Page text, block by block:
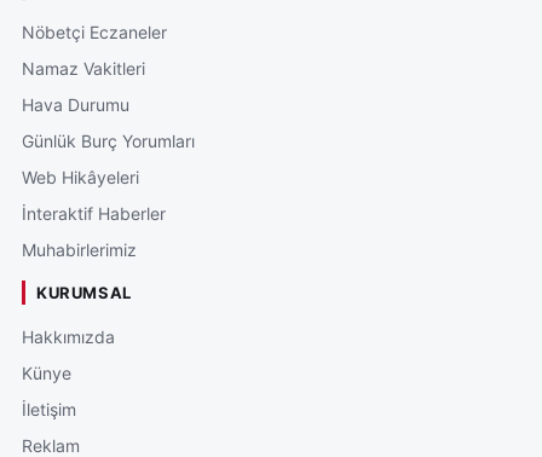
Nöbetçi Eczaneler
Namaz Vakitleri
Hava Durumu
Günlük Burç Yorumları
Web Hikâyeleri
İnteraktif Haberler
Muhabirlerimiz
KURUMSAL
Hakkımızda
Künye
İletişim
Reklam